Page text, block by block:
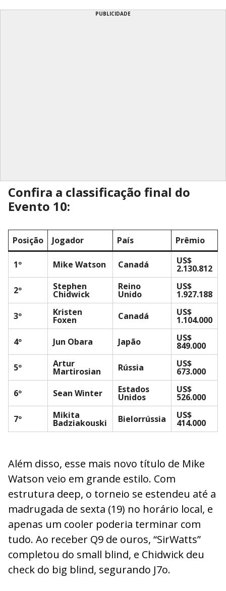
PUBLICIDADE
Confira a classificação final do
Evento 10:
Posição Jogador País Prêmio
1º Mike Watson Canadá US$
2.130.812
2º
Stephen
Chidwick
Reino
Unido
US$
1.927.188
3º
Kristen
Foxen Canadá US$
1.104.000
4º
Jun Obara Japão US$
849.000
5º
Artur
Martirosian Rússia US$
673.000
6º
Sean Winter Estados
Unidos
US$
526.000
7º
Mikita
Badziakouski Bielorrússia US$
414.000
Além disso, esse mais novo título de Mike
Watson veio em grande estilo. Com
estrutura deep, o torneio se estendeu até a
madrugada de sexta (19) no horário local, e
apenas um cooler poderia terminar com
tudo. Ao receber Q9 de ouros, “SirWatts”
completou do small blind, e Chidwick deu
check do big blind, segurando J7o.